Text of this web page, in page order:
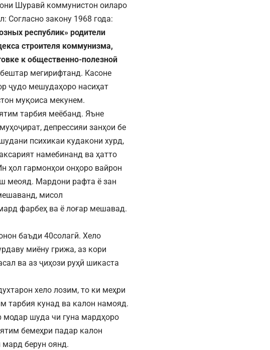
Шуравӣ коммунистон оиларо
Согласно закону 1968 года:
республик» родители
строителя коммунизма,
к общественно-полезной
мегирифтанд. Касоне
ҷудо мешудаҳоро насиҳат
муқоиса мекунем.
тарбия меёбанд. Яъне
депрессияи занҳои бе
психикаи кудакони хурд,
намебинанд ва ҳатто
ҳол гармонҳои онҳоро вайрон
меояд. Мардони рафта ё зан
мисол
фарбеҳ ва ё лоғар мешавад.
баъди 40солагӣ. Хело
миёну грижа, аз кори
ва аз ҷиҳози руҳӣ шикаста
хело лозим, то ки меҳри
тарбия кунад ва калон намояд.
модар шуда чи гуна мардҳоро
бемеҳри падар калон
мард берун оянд.